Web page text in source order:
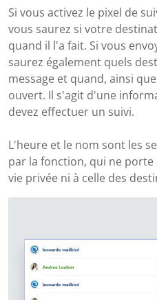
Si vous activez le pixel de
vous saurez si votre
quand il l'a fait. Si vous
saurez également quels
message et quand, ainsi
ouvert. Il s'agit d'une
devez effectuer un suivi.
L'heure et le nom sont les
par la fonction, qui ne
vie privée ni à celle des